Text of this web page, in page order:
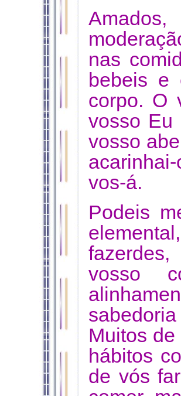
nas
bebeis e
corpo. O
vosso Eu
vosso
vos-á.
Podeis
vosso
Muitos
hábitos
de vós